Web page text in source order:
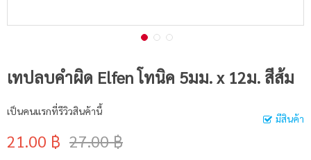
เทปลบคำผิด Elfen โทนิค 5มม. x 12ม. สีส้ม
มีสินค้า
เป็นคนแรกที่รีวิวสินค้านี้
21.00 ฿ 27.00 ฿